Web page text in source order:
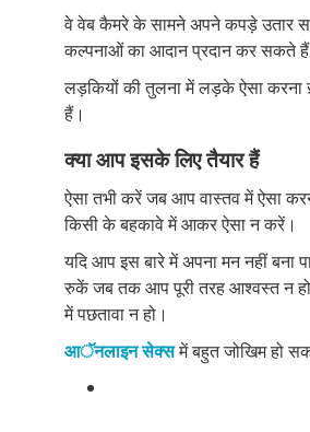
वे वेब कैमरे के सामने अपने कपड़े उतार
कल्पनाओं का आदान प्रदान कर सकते
लड़कियों की तुलना में लड़के ऐसा करना
हैं।
क्या आप इसके लिए तैयार हैं
ऐसा तभी करें जब आप वास्तव में ऐसा
किसी के बहकावे में आकर ऐसा न करें।
यदि आप इस बारे में अपना मन नहीं बना
रुकें जब तक आप पूरी तरह आश्वस्त न
में पछतावा न हो।
आॅनलाइन सेक्समें बहुत जोखिम हो